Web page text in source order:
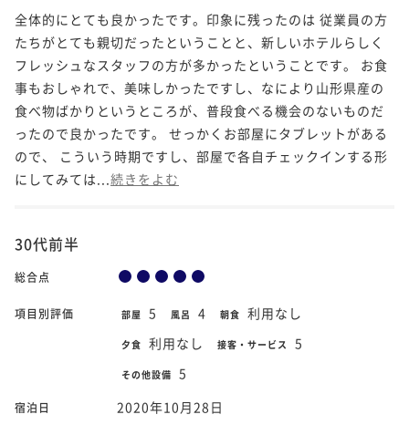
全体的にとても良かったです。印象に残ったのは 従業員の方
たちがとても親切だったということと、新しいホテルらしく
フレッシュなスタッフの方が多かったということです。 お食
事もおしゃれで、美味しかったですし、なにより山形県産の
食べ物ばかりというところが、普段食べる機会のないものだ
ったので良かったです。 せっかくお部屋にタブレットがある
ので、 こういう時期ですし、部屋で各自チェックインする形
にしてみては... 続きをよむ
30代前半
総合点
項目別評価 部屋 5 風呂 4 朝食 利用なし
夕食 利用なし 接客・サービス 5
その他設備 5
宿泊日 2020年10月28日